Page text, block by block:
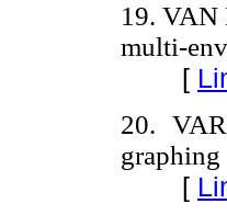
19. VAN
multi-
[
20.
[